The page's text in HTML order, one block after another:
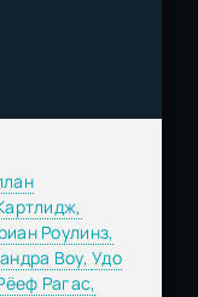
Роулинз,
Воу,Удо
Рагас,